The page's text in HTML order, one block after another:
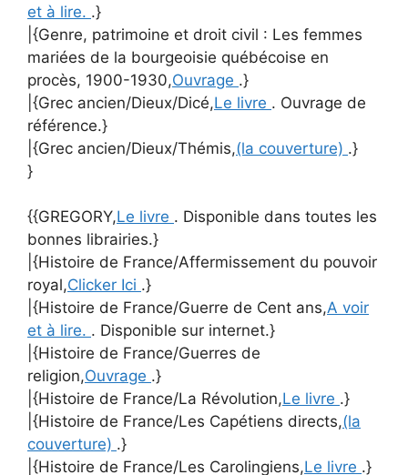
et à lire. .}
|{Genre, patrimoine et droit civil : Les femmes
mariées de la bourgeoisie québécoise en
procès, 1900-1930,Ouvrage .}
|{Grec ancien/Dieux/Dicé,Le livre . Ouvrage de
référence.}
|{Grec ancien/Dieux/Thémis,(la couverture) .}
}
{{GREGORY,Le livre . Disponible dans toutes les
bonnes librairies.}
|{Histoire de France/Affermissement du pouvoir
royal,Clicker Ici .}
|{Histoire de France/Guerre de Cent ans,A voir
et à lire. . Disponible sur internet.}
|{Histoire de France/Guerres de
religion,Ouvrage .}
|{Histoire de France/La Révolution,Le livre .}
|{Histoire de France/Les Capétiens directs,(la
couverture) .}
|{Histoire de France/Les Carolingiens,Le livre .}